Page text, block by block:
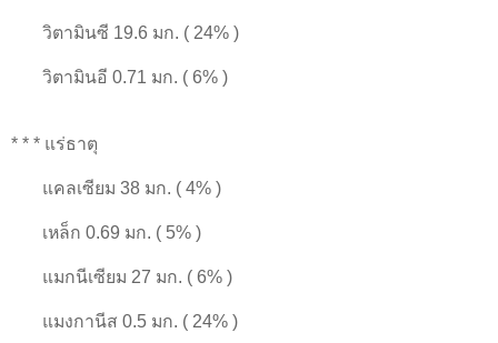
วิตามินซี 19.6 มก. ( 24% )
วิตามินอี 0.71 มก. ( 6% )
* * * แร่ธาตุ
แคลเซียม 38 มก. ( 4% )
เหล็ก 0.69 มก. ( 5% )
แมกนีเซียม 27 มก. ( 6% )
แมงกานีส 0.5 มก. ( 24% )